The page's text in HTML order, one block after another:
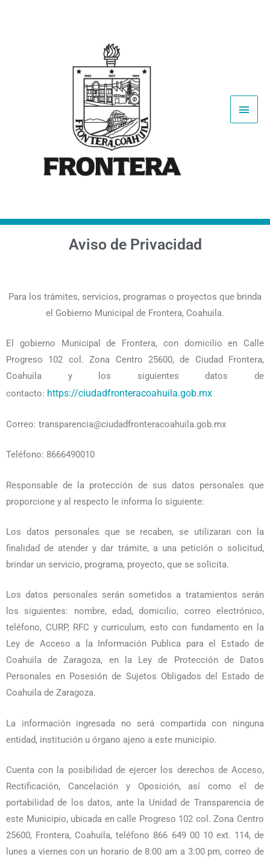
Aviso de Privacidad
Para los trámites, servicios, programas o proyectos que brinda
el Gobierno Municipal de Frontera, Coahuila.
El gobierno Municipal de Frontera, con domicilio en Calle
Progreso 102 col. Zona Centro 25600, de Ciudad Frontera,
Coahuila y los siguientes datos de
contacto: https://ciudadfronteracoahuila.gob.mx
Correo: transparencia@ciudadfronteracoahuila.gob.mx
Teléfono: 8666490010
Responsable de la protección de sus datos personales que
proporcione y al respecto le informa lo siguiente:
Los datos personales que se recaben, se utilizaran con la
finalidad de atender y dar trámite, a una petición o solicitud,
brindar un servicio, programa, proyecto, que se solicita.
Los datos personales serán sometidos a tratamientos serán
los siguientes: nombre, edad, domicilio, correo electrónico,
teléfono, CURP, RFC y curriculum, esto con fundamento en la
Ley de Acceso a la Información Publica para el Estado de
Coahuila de Zaragoza, en la Ley de Protección de Datos
Personales en Posesión de Sujetos Obligados del Estado de
Coahuila de Zaragoza.
La información ingresada no será compartida con ninguna
entidad, institución u órgano ajeno a este municipio.
Cuenta con la posibilidad de ejercer los derechos de Acceso,
Rectificación, Cancelación y Oposición, así como el de
portabilidad de los datos, ante la Unidad de Transparencia de
este Municipio, ubicada en calle Progreso 102 col. Zona Centro
25600, Frontera, Coahuila, teléfono 866 649 00 10 ext. 114, de
lunes a viernes con un horario de 8:00 am a 3:00 pm, correo de